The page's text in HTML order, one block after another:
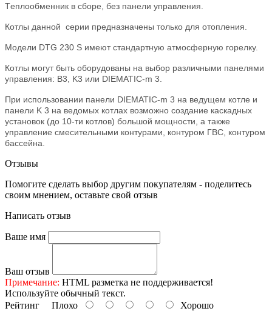
Tеплообменник в сборе, без панели управления.
Котлы данной серии предназначены только для отопления.
Модели DTG 230 S имеют стандартную атмосферную горелку.
Котлы могут быть оборудованы на выбор различными панелями
управления: B3, K3 или DIEMATIC-m 3.
При использовании панели DIEMATIC-m 3 на ведущем котле и
панели K 3 на ведомых котлах возможно создание каскадных
установок (до 10-ти котлов) большой мощности, а также
управление смесительными контурами, контуром ГВС, контуром
бассейна.
Отзывы
Помогите сделать выбор другим покупателям - поделитесь
своим мнением, оставьте свой отзыв
Написать отзыв
Ваше имя
Ваш отзыв
Примечание: HTML разметка не поддерживается!
Используйте обычный текст.
Рейтинг Плохо Хорошо